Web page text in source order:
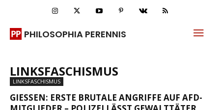
PHILOSOPHIA PERENNIS
LINKSFASCHISMUS
LINKSFASCHISMUS
GIESSEN: ERSTE BRUTALE ANGRIFFE AUF AFD-M